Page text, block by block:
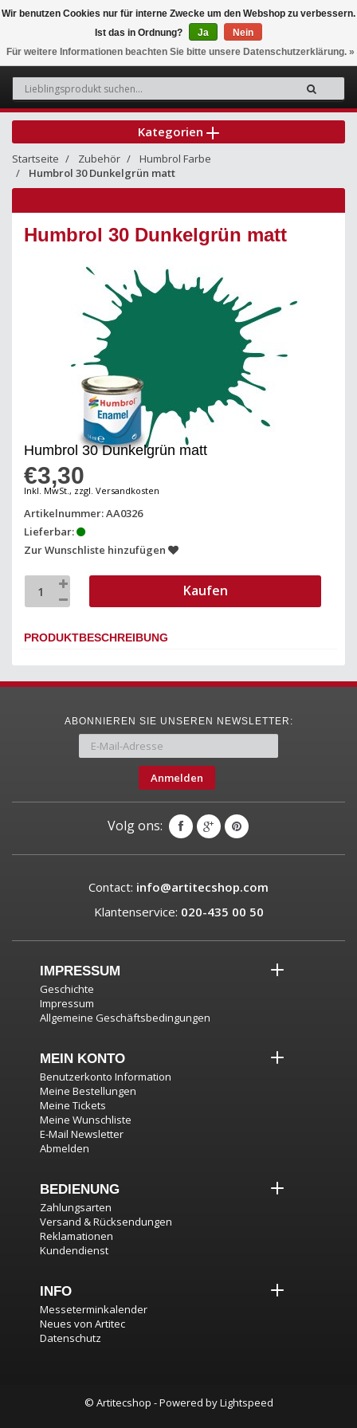
0
Kategorien
Startseite Zubehör
Humbrol Farbe
Humbrol 30 Dunkelgrün matt
Humbrol 30 Dunkelgrün matt
Humbrol 30 Dunkelgrün matt
€3,30
Inkl. MwSt., zzgl. Versandkosten
Artikelnummer: AA0326
Lieferbar:
Zur Wunschliste hinzufügen
Kaufen
PRODUKTBESCHREIBUNG
ABONNIEREN SIE UNSEREN NEWSLETTER:
Anmelden
Volg ons:
Contact: info@artitecshop.com
Klantenservice: 020-435 00 50
IMPRESSUM
Geschichte
Impressum
Allgemeine Geschäftsbedingungen
MEIN KONTO
Benutzerkonto Information
Meine Bestellungen
Meine Tickets
Meine Wunschliste
E-Mail Newsletter
Abmelden
BEDIENUNG
Zahlungsarten
Versand & Rücksendungen
Reklamationen
Kundendienst
INFO
Messeterminkalender
Neues von Artitec
Datenschutz
© Artitecshop - Powered byLightspeed
Wir benutzen Cookies nur für interne Zwecke um den Webshop zu verbessern.
Ist das in Ordnung?
Ja
Nein
Für weitere Informationen beachten Sie bitte unsere Datenschutzerklärung. »